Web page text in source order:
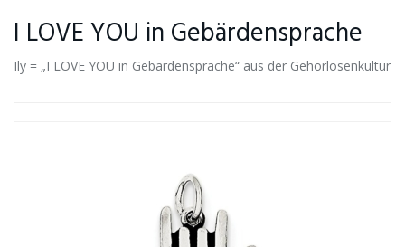
I LOVE YOU in Gebärdensprache
Ily = „I LOVE YOU in Gebärdensprache“ aus der Gehörlosenkultur